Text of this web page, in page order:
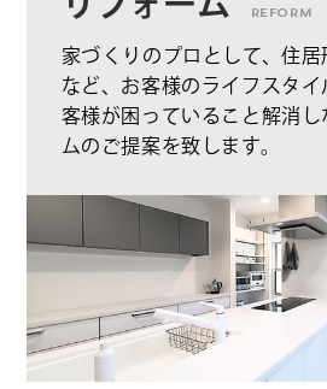
REFORM
家づくりのプロとして、住居
など、お客様のライフスタイ
客様が困っていること解消し
ムのご提案を致します。